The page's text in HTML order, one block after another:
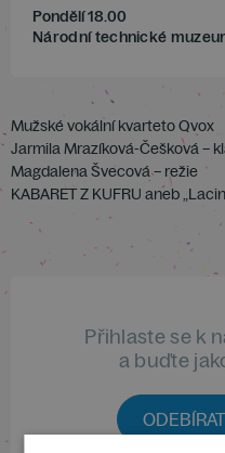
Pondělí 18.00
Národní technické
Mužské vokální kvarteto Qvox
Jarmila Mrazíková-Češková –
Magdalena Švecová – režie
KABARET Z KUFRU aneb
Přihlaste se k
a buďte